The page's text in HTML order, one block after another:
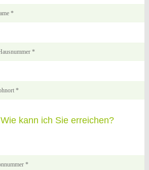
Wie kann ich Sie erreichen?